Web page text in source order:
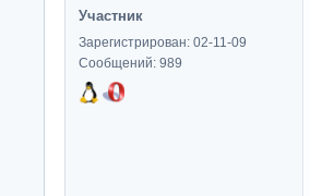
Участник
Зарегистрирован: 02-11-09
Сообщений: 989